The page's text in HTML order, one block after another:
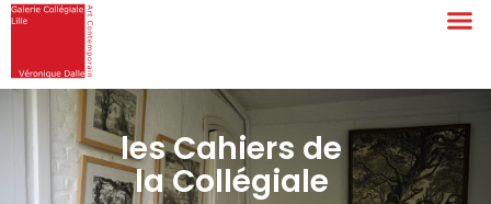
les Cahiers de
la Collégiale